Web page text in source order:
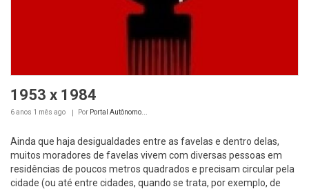
1953 x 1984
6 anos 1 mês ago Por Portal Autônomo...
Ainda que haja desigualdades entre as favelas e dentro delas,
muitos moradores de favelas vivem com diversas pessoas em
residências de poucos metros quadrados e precisam circular pela
cidade (ou até entre cidades, quando se trata, por exemplo, de